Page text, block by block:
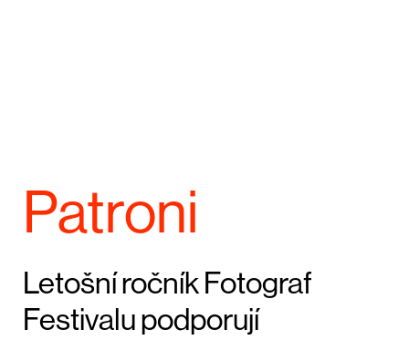
Patroni
Letošní ročník Fotograf
Festivalu podporují